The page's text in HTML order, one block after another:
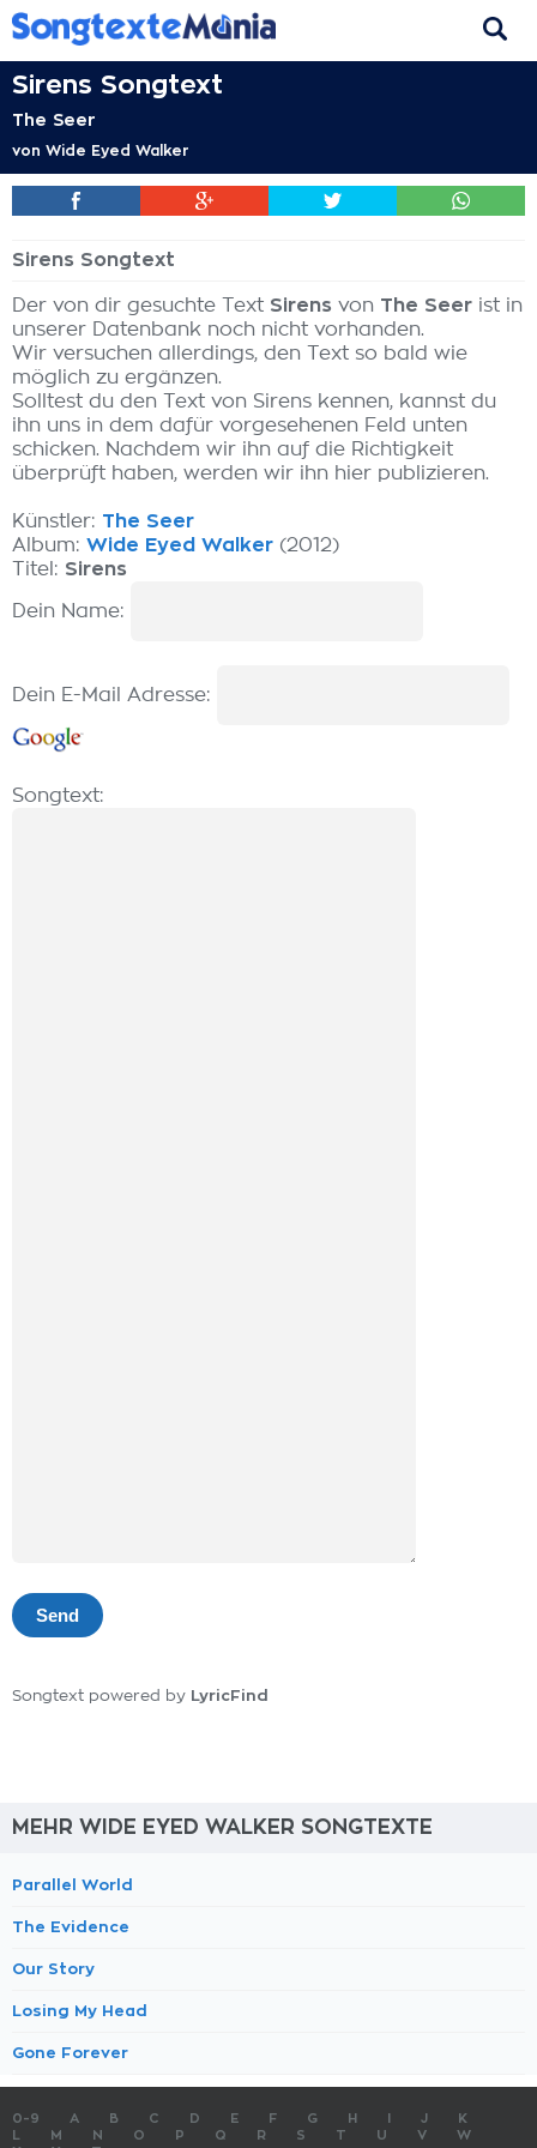
Sirens Songtext
The Seer
von Wide Eyed Walker
Sirens Songtext
Der von dir gesuchte Text Sirens von The Seer ist in
unserer Datenbank noch nicht vorhanden.
Wir versuchen allerdings, den Text so bald wie
möglich zu ergänzen.
Solltest du den Text von Sirens kennen, kannst du
ihn uns in dem dafür vorgesehenen Feld unten
schicken. Nachdem wir ihn auf die Richtigkeit
überprüft haben, werden wir ihn hier publizieren.
Künstler: The Seer
Album: Wide Eyed Walker (2012)
Titel: Sirens
Dein Name:
Dein E-Mail Adresse:
Songtext:
Songtext powered by LyricFind
MEHR WIDE EYED WALKER SONGTEXTE
Parallel World
The Evidence
Our Story
Losing My Head
Gone Forever
0-9 A B C D E F G H J
K
M N O P Q R S T U V
W